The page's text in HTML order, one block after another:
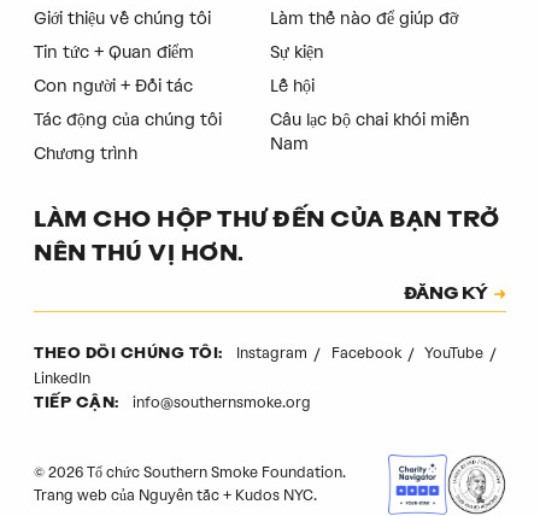
Giới thiệu về chúng tôi
Tin tức + Quan điểm
Con người + Đối tác
Tác động của chúng tôi
Chương trình
Làm thế nào để giúp đỡ
Sự kiện
Lễ hội
Câu lạc bộ chai khói miền
Nam
LÀM CHO HỘP THƯ ĐẾN CỦA BẠN TRỞ
NÊN THÚ VỊ HƠN.
Mã xác thực
ĐĂNG KÝ
THEO DÕI CHÚNG TÔI: Instagram Facebook
YouTube
LinkedIn
TIẾP CẬN: info@southernsmoke.org
© 2026 Tổ chức Southern Smoke Foundation.
Trang web của Nguyên tắc + Kudos NYC.